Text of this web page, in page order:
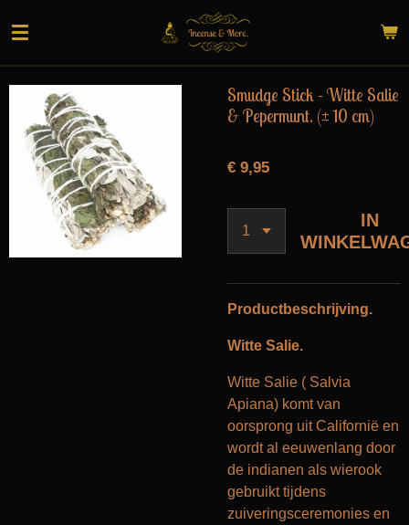
direct
naar
de
hoofdinhoud
Smudge Stick - Witte Salie
& Pepermunt. (± 10 cm)
€ 9,95
IN
Productbeschrijving.
Witte Salie.
Witte Salie ( Salvia
Apiana) komt van
oorsprong uit Californië en
wordt al eeuwenlang door
de indianen als wierook
gebruikt tijdens
zuiveringsceremonies en